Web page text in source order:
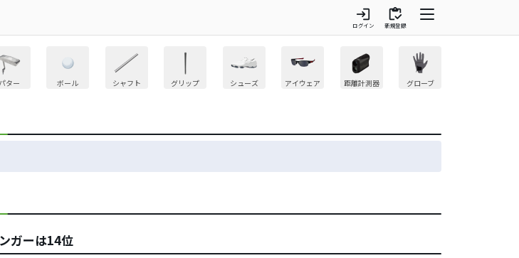
login
ログイン
inventory
新規登録
ター ボール シャフト グリップ シューズ アイウェア 距離計測器 グローブ
ガーは14位